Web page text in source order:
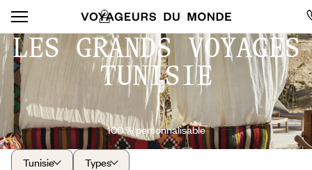
LES GRANDS VOYAGES
TUNISIE
100 % personnalisable
Tunisie
Types